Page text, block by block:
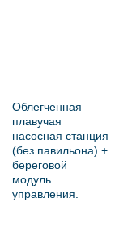
Облегченная
плавучая
насосная станция
(без павильона) +
береговой
модуль
управления.